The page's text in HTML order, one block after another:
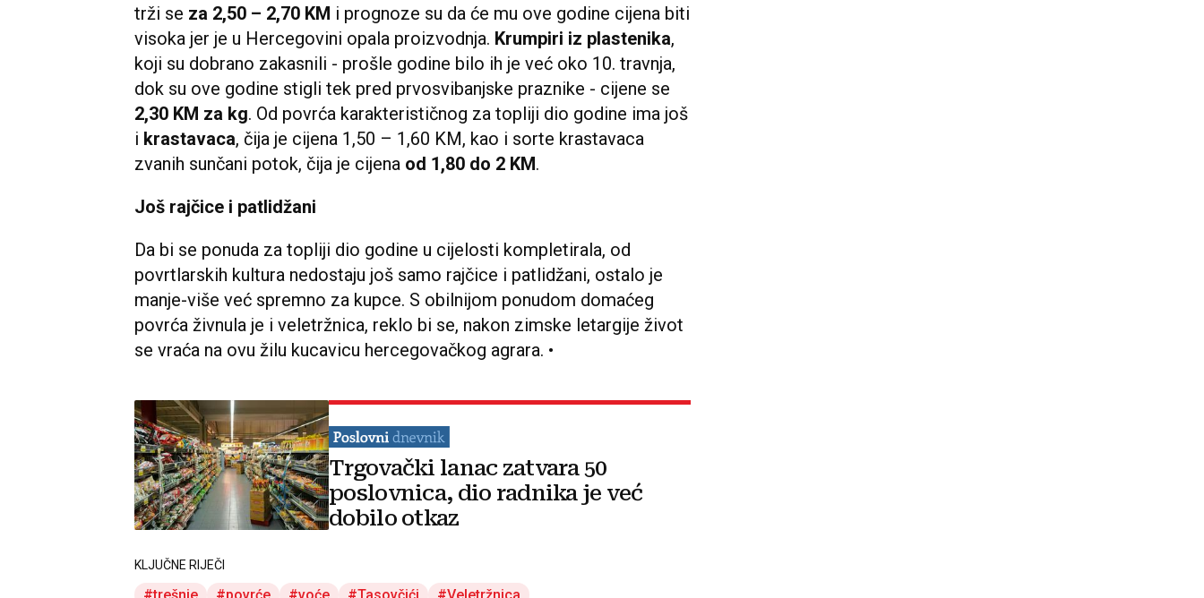
trži se za 2,50 – 2,70 KM i prognoze su da će mu ove godine cijena biti
visoka jer je u Hercegovini opala proizvodnja. Krumpiri iz plastenika,
koji su dobrano zakasnili - prošle godine bilo ih je već oko 10. travnja,
dok su ove godine stigli tek pred prvosvibanjske praznike - cijene se
2,30 KM za kg. Od povrća karakterističnog za topliji dio godine ima još
i krastavaca, čija je cijena 1,50 – 1,60 KM, kao i sorte krastavaca
zvanih sunčani potok, čija je cijena od 1,80 do 2 KM.
Još rajčice i patlidžani
Da bi se ponuda za topliji dio godine u cijelosti kompletirala, od
povrtlarskih kultura nedostaju još samo rajčice i patlidžani, ostalo je
manje-više već spremno za kupce. S obilnijom ponudom domaćeg
povrća živnula je i veletržnica, reklo bi se, nakon zimske letargije život
se vraća na ovu žilu kucavicu hercegovačkog agrara. •
Trgovački lanac zatvara 50
poslovnica, dio radnika je već
dobilo otkaz
KLJUČNE RIJEČI